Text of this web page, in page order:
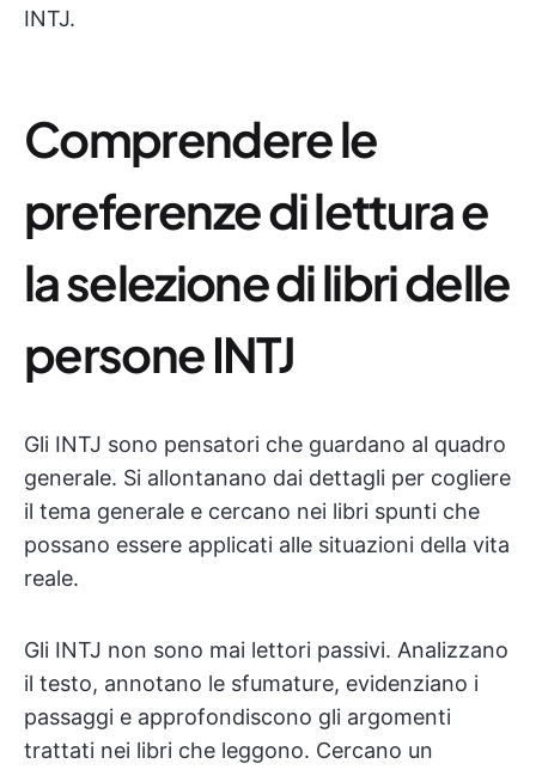
INTJ.
Comprendere le
preferenze di lettura e
la selezione di libri delle
persone INTJ
Gli INTJ sono pensatori che guardano al quadro
generale. Si allontanano dai dettagli per cogliere
il tema generale e cercano nei libri spunti che
possano essere applicati alle situazioni della vita
reale.
Gli INTJ non sono mai lettori passivi. Analizzano
il testo, annotano le sfumature, evidenziano i
passaggi e approfondiscono gli argomenti
trattati nei libri che leggono. Cercano un